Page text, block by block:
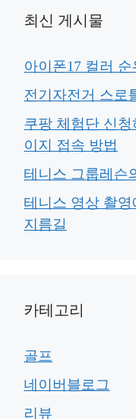
최신 게시물
아이폰17 컬러
전기자전거 스로
쿠팡 체험단 신청
이지 접속 방법
테니스 그룹레슨
테니스 영상 촬
지름길
카테고리
골프
네이버블로그
리뷰